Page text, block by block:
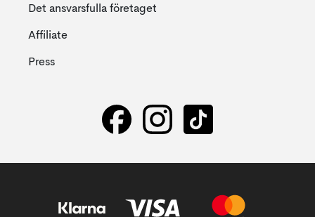
Det ansvarsfulla företaget
Affiliate
Press